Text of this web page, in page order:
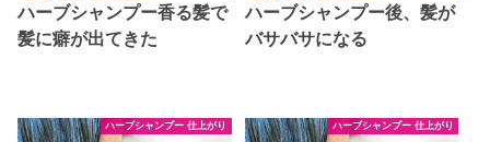
ハーブシャンプー香る髪で
髪に癖が出てきた
ハーブシャンプー後、髪が
バサバサになる
ハーブシャンプー 仕上がり ハーブシャンプー 仕上がり